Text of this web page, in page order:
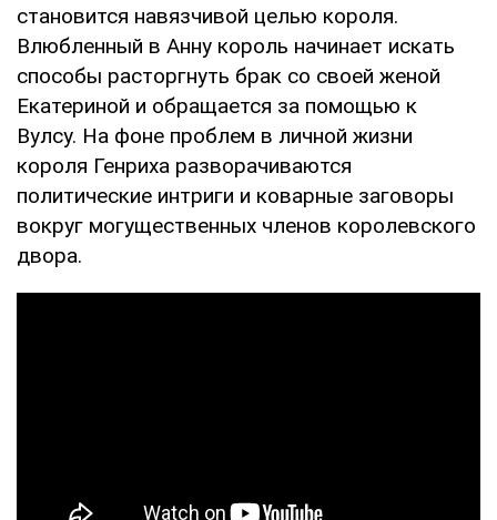
становится навязчивой целью короля.
Влюбленный в Анну король начинает искать
способы расторгнуть брак со своей женой
Екатериной и обращается за помощью к
Вулсу. На фоне проблем в личной жизни
короля Генриха разворачиваются
политические интриги и коварные заговоры
вокруг могущественных членов королевского
двора.